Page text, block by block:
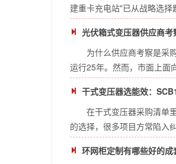
建重卡充电站"已从战略选
光伏箱式变压器供应商
为什么供应商考察是采
运行25年。然而，市面上
干式变压器选能效：
在干式变压器采购清单
的选择，很多项目方常陷入
环网柜定制有哪些好的成